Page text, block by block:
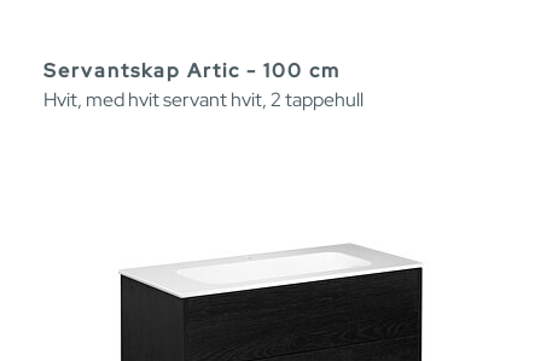
Servantskap Artic - 100 cm
Hvit, med hvit servant hvit, 2 tappehull